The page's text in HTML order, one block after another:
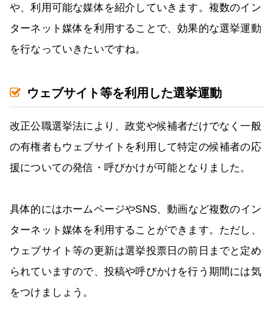
や、利用可能な媒体を紹介していきます。複数のイン
ターネット媒体を利用することで、効果的な選挙運動
を行なっていきたいですね。
ウェブサイト等を利用した選挙運動
改正公職選挙法により、政党や候補者だけでなく一般
の有権者もウェブサイトを利用して特定の候補者の応
援についての発信・呼びかけが可能となりました。
具体的にはホームページやSNS、動画など複数のイン
ターネット媒体を利用することができます。ただし、
ウェブサイト等の更新は選挙投票日の前日までと定め
られていますので、投稿や呼びかけを行う期間には気
をつけましょう。